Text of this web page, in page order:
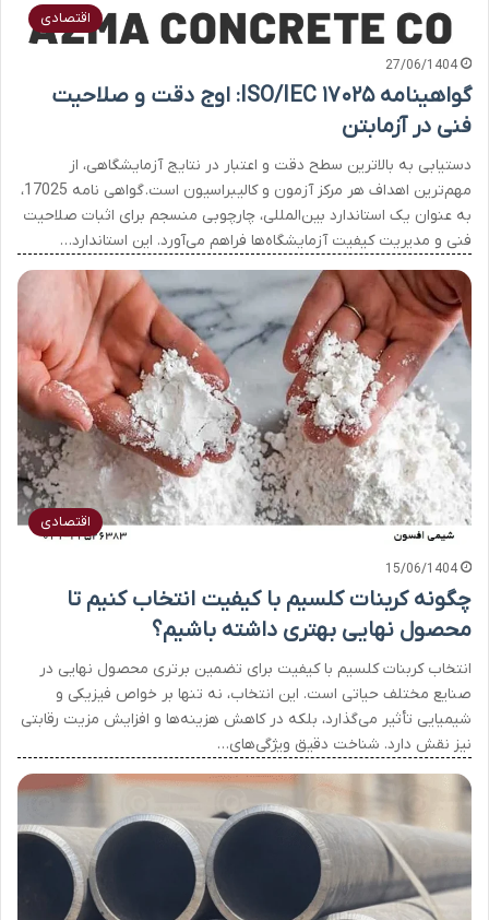
اقتصادی
27/06/1404
گواهینامه ISO/IEC ۱۷۰۲۵: اوج دقت و صلاحیت
فنی در آزمابتن
دستیابی به بالاترین سطح دقت و اعتبار در نتایج آزمایشگاهی، از
مهم‌ترین اهداف هر مرکز آزمون و کالیبراسیون است. گواهی نامه 17025،
به عنوان یک استاندارد بین‌المللی، چارچوبی منسجم برای اثبات صلاحیت
فنی و مدیریت کیفیت آزمایشگاه‌ها فراهم می‌آورد. این استاندارد…
اقتصادی
15/06/1404
چگونه کربنات کلسیم با کیفیت انتخاب کنیم تا
محصول نهایی بهتری داشته باشیم؟
انتخاب کربنات کلسیم با کیفیت برای تضمین برتری محصول نهایی در
صنایع مختلف حیاتی است. این انتخاب، نه تنها بر خواص فیزیکی و
شیمیایی تأثیر می‌گذارد، بلکه در کاهش هزینه‌ها و افزایش مزیت رقابتی
نیز نقش دارد. شناخت دقیق ویژگی‌های…